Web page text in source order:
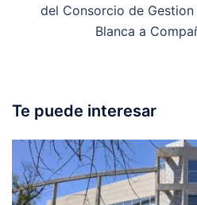
del Consorcio de
Blanca a
Te puede interesar